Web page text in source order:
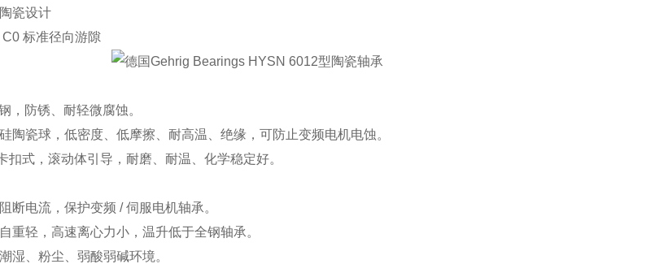
瓷设计
标准径向游隙
，防锈、耐轻微腐蚀。
陶瓷球，低密度、低摩擦、耐高温、绝缘，可防止变频电机电蚀。
扣式，滚动体引导，耐磨、耐温、化学稳定好。
断电流，保护变频 / 伺服电机轴承。
重轻，高速离心力小，温升低于全钢轴承。
湿、粉尘、弱酸弱碱环境。